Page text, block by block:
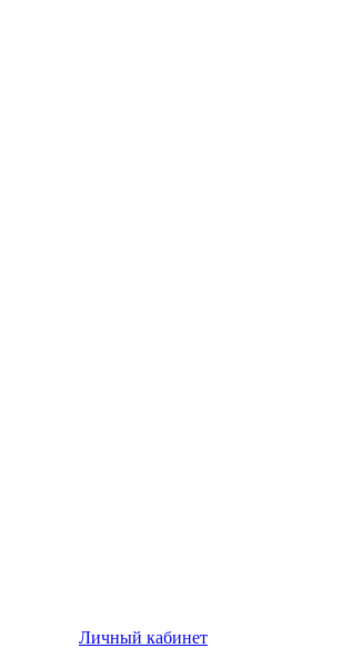
Личный кабинет